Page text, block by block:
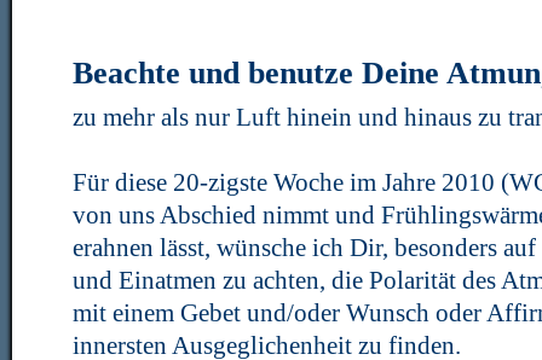
Beachte und benutze Deine
zu mehr als nur Luft hinein und hinaus zu
Für diese 20-zigste Woche im Jahre 2010
von uns Abschied nimmt und
erahnen lässt, wünsche ich Dir, besonders
und Einatmen zu achten, die Polarität des
mit einem Gebet und/oder Wunsch oder
innersten Ausgeglichenheit zu finden.